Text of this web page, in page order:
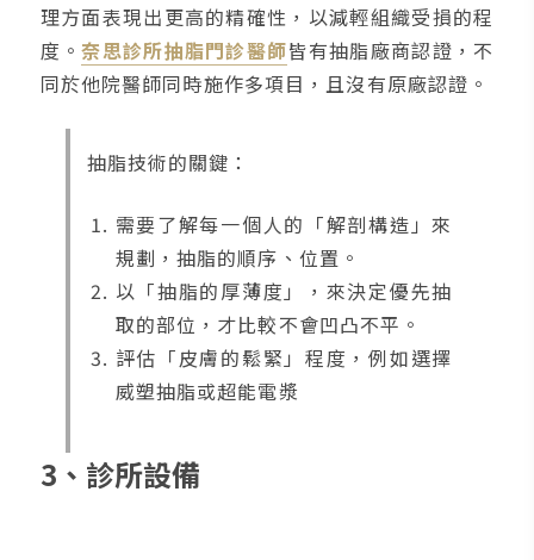
理方面表現出更高的精確性，以減輕組織受損的程
度。奈思診所抽脂門診醫師皆有抽脂廠商認證，不
同於他院醫師同時施作多項目，且沒有原廠認證。
抽脂技術的關鍵：
需要了解每一個人的「解剖構造」來
規劃，抽脂的順序、位置。
以「抽脂的厚薄度」，來決定優先抽
取的部位，才比較不會凹凸不平。
評估「皮膚的鬆緊」程度，例如選擇
威塑抽脂或超能電漿
3、診所設備